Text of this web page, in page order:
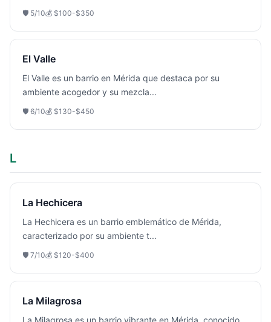
🛡️ 5/10💰 $100-$350
El Valle
El Valle es un barrio en Mérida que destaca por su
ambiente acogedor y su mezcla...
🛡️ 6/10💰 $130-$450
L
La Hechicera
La Hechicera es un barrio emblemático de Mérida,
caracterizado por su ambiente t...
🛡️ 7/10💰 $120-$400
La Milagrosa
La Milagrosa es un barrio vibrante en Mérida, conocido